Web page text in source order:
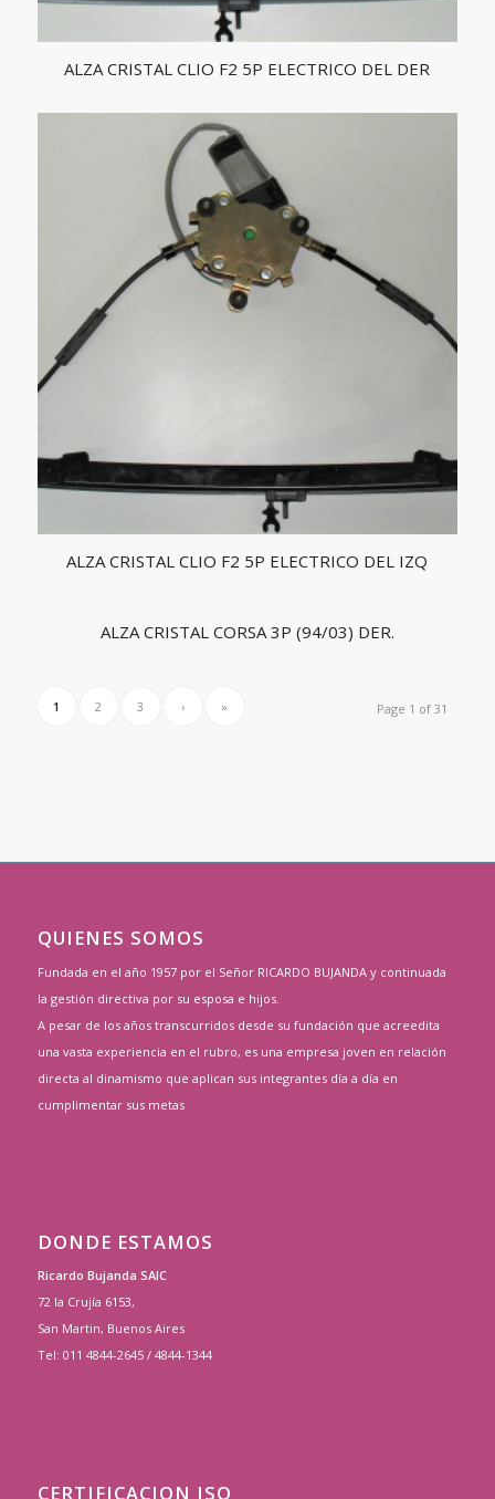
ALZA CRISTAL CLIO F2 5P ELECTRICO DEL DER
ALZA CRISTAL CLIO F2 5P ELECTRICO DEL IZQ
ALZA CRISTAL CORSA 3P (94/03) DER.
Page 1 of 31
1 2 3 › »
QUIENES SOMOS
Fundada en el año 1957 por el Señor RICARDO BUJANDA y continuada
la gestión directiva por su esposa e hijos.
A pesar de los años transcurridos desde su fundación que acreedita
una vasta experiencia en el rubro, es una empresa joven en relación
directa al dinamismo que aplican sus integrantes día a día en
cumplimentar sus metas
DONDE ESTAMOS
Ricardo Bujanda SAIC
72 la Crujía 6153,
San Martin, Buenos Aires
Tel: 011 4844-2645 / 4844-1344
CERTIFICACION ISO